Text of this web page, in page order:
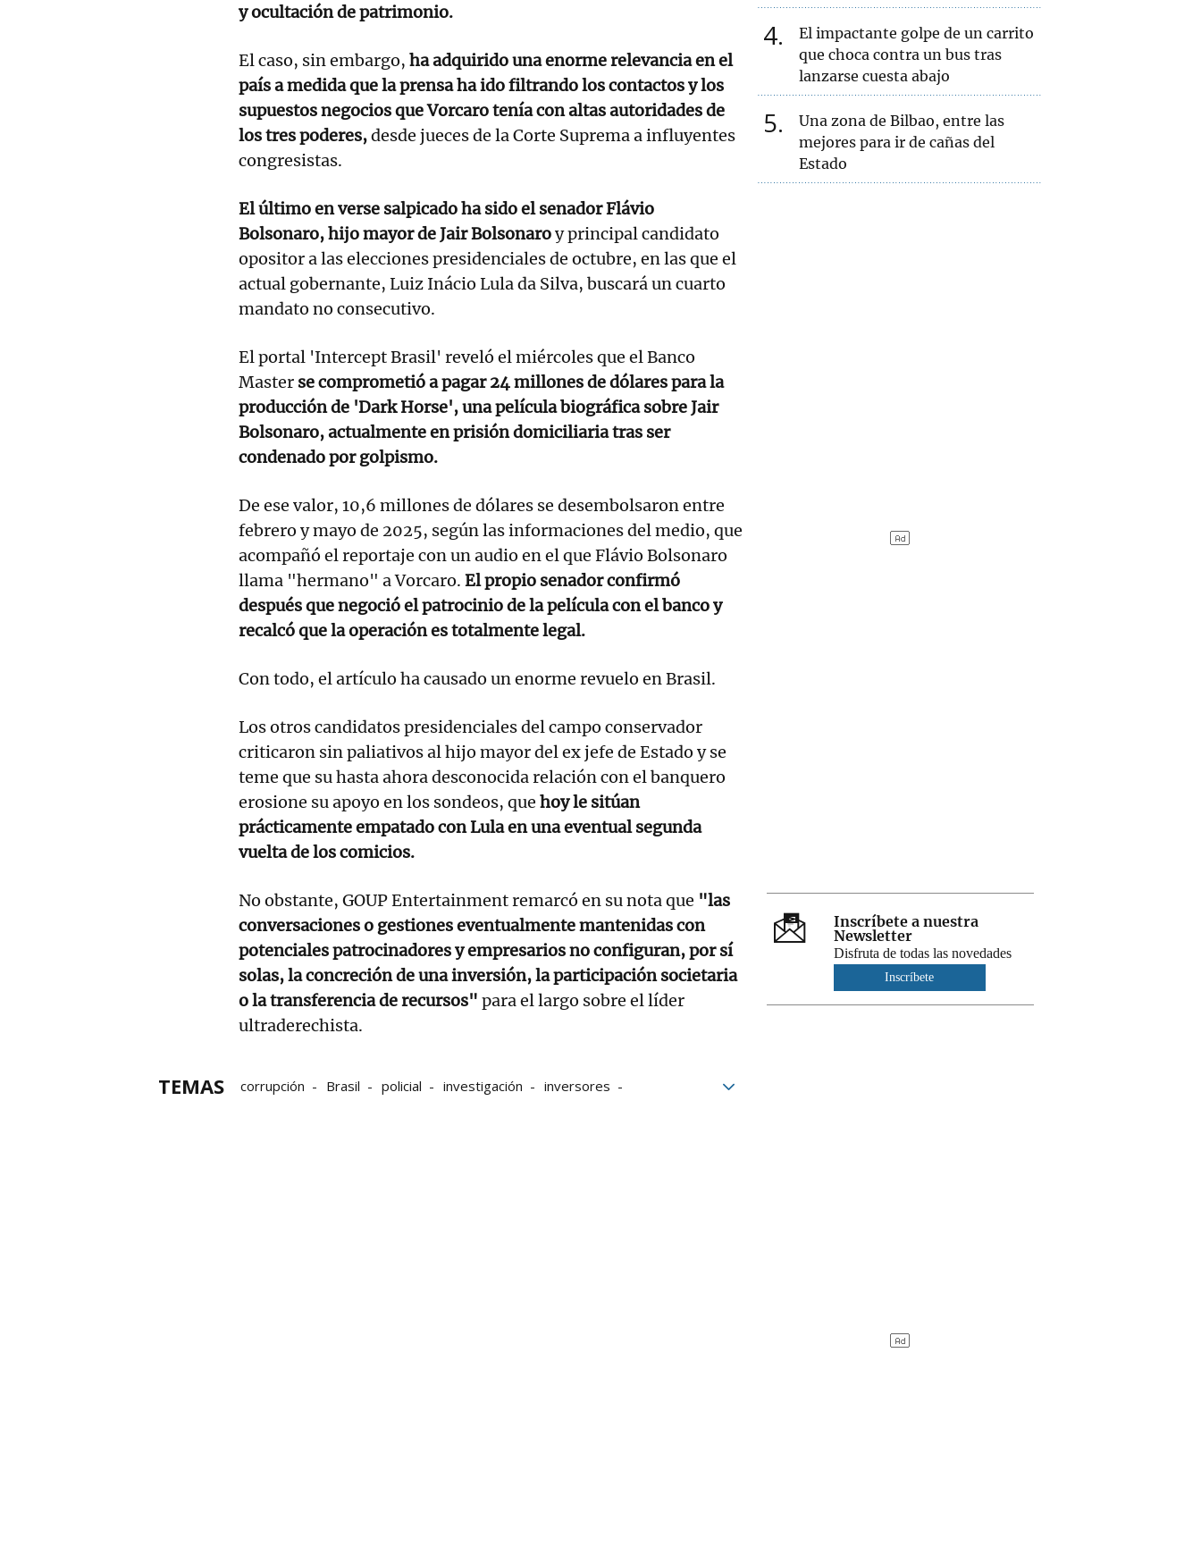
y ocultación de patrimonio.
El caso, sin embargo, ha adquirido una enorme relevancia en el
país a medida que la prensa ha ido filtrando los contactos y los
supuestos negocios que Vorcaro tenía con altas autoridades de
los tres poderes,desde jueces de la Corte Suprema a influyentes
congresistas.
El último en verse salpicado ha sido el senador Flávio
Bolsonaro, hijo mayor de Jair Bolsonaroy principal candidato
opositor a las elecciones presidenciales de octubre, en las que el
actual gobernante, Luiz Inácio Lula da Silva, buscará un cuarto
mandato no consecutivo.
El portal 'Intercept Brasil' reveló el miércoles que el Banco
Master se comprometió a pagar 24 millones de dólares para la
producción de 'Dark Horse', una película biográfica sobre Jair
Bolsonaro, actualmente en prisión domiciliaria tras ser
condenado por golpismo.
De ese valor, 10,6 millones de dólares se desembolsaron entre
febrero y mayo de 2025, según las informaciones del medio, que
acompañó el reportaje con un audio en el que Flávio Bolsonaro
llama "hermano" a Vorcaro. El propio senador confirmó
después que negoció el patrocinio de la película con el banco y
recalcó que la operación es totalmente legal.
Con todo, el artículo ha causado un enorme revuelo en Brasil.
Los otros candidatos presidenciales del campo conservador
criticaron sin paliativos al hijo mayor del ex jefe de Estado y se
teme que su hasta ahora desconocida relación con el banquero
erosione su apoyo en los sondeos, que hoy le sitúan
prácticamente empatado con Lula en una eventual segunda
vuelta de los comicios.
No obstante, GOUP Entertainment remarcó en su nota que "las
conversaciones o gestiones eventualmente mantenidas con
potenciales patrocinadores y empresarios no configuran, por sí
solas, la concreción de una inversión, la participación societaria
o la transferencia de recursos" para el largo sobre el líder
ultraderechista.
TEMAS corrupción Brasil policial investigación
inversores
4
El impactante golpe de un carrito
que choca contra un bus tras
lanzarse cuesta abajo
5
Una zona de Bilbao, entre las
mejores para ir de cañas del
Estado
Inscríbete a nuestra
Newsletter
Disfruta de todas las novedades
Inscríbete